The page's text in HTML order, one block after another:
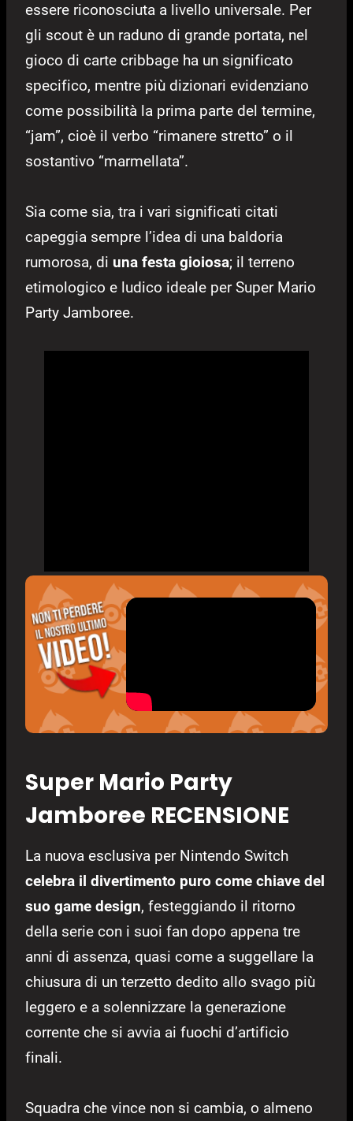
essere riconosciuta a livello universale. Per
gli scout è un raduno di grande portata, nel
gioco di carte cribbage ha un significato
specifico, mentre più dizionari evidenziano
come possibilità la prima parte del termine,
“jam”, cioè il verbo “rimanere stretto” o il
sostantivo “marmellata”.
Sia come sia, tra i vari significati citati
capeggia sempre l’idea di una baldoria
rumorosa, di una festa gioiosa; il terreno
etimologico e ludico ideale per Super Mario
Party Jamboree.
Super Mario Party
Jamboree RECENSIONE
La nuova esclusiva per Nintendo Switch
celebra il divertimento puro come chiave del
suo game design, festeggiando il ritorno
della serie con i suoi fan dopo appena tre
anni di assenza, quasi come a suggellare la
chiusura di un terzetto dedito allo svago più
leggero e a solennizzare la generazione
corrente che si avvia ai fuochi d’artificio
finali.
Squadra che vince non si cambia, o almeno